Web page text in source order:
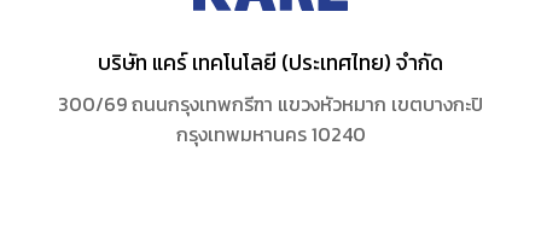
บริษัท แคร์ เทคโนโลยี (ประเทศไทย) จำกัด
300/69 ถนนกรุงเทพกรีฑา แขวงหัวหมาก เขตบางกะปิ
กรุงเทพมหานคร 10240